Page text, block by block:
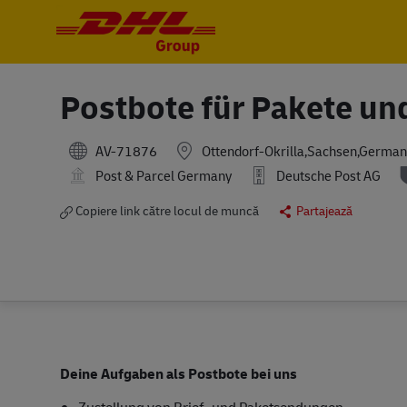
Postbote für Pakete
AV-71876 Ottendorf-
Post & Parcel Germany
Deutsche Post AG
Copiere link către locul de muncă
Partajează
Deine Aufgaben als Postbote bei uns